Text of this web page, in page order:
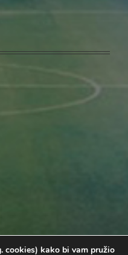
cookies) kako bi vam pružio